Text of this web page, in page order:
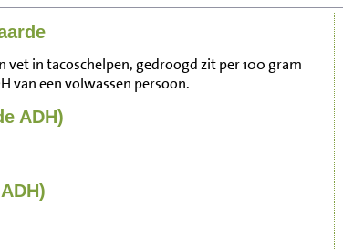
vet in tacoschelpen, gedroogd zit per 100 gram
van een volwassen persoon.
ADH)